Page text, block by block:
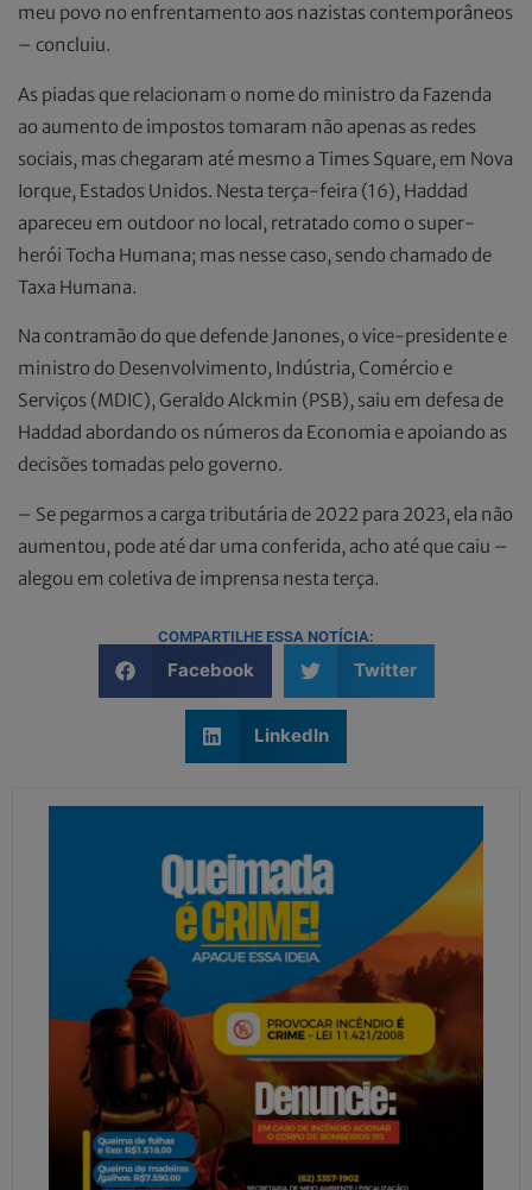
meu povo no enfrentamento aos nazistas contemporâneos
– concluiu.
As piadas que relacionam o nome do ministro da Fazenda
ao aumento de impostos tomaram não apenas as redes
sociais, mas chegaram até mesmo a Times Square, em Nova
Iorque, Estados Unidos. Nesta terça-feira (16), Haddad
apareceu em outdoor no local, retratado como o super-
herói Tocha Humana; mas nesse caso, sendo chamado de
Taxa Humana.
Na contramão do que defende Janones, o vice-presidente e
ministro do Desenvolvimento, Indústria, Comércio e
Serviços (MDIC), Geraldo Alckmin (PSB), saiu em defesa de
Haddad abordando os números da Economia e apoiando as
decisões tomadas pelo governo.
– Se pegarmos a carga tributária de 2022 para 2023, ela não
aumentou, pode até dar uma conferida, acho até que caiu –
alegou em coletiva de imprensa nesta terça.
COMPARTILHE ESSA NOTÍCIA:
Facebook Twitter
LinkedIn